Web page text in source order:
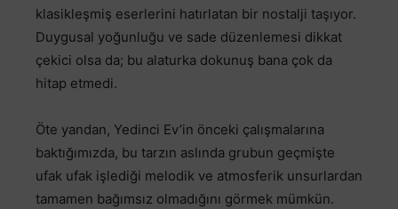
klasikleşmiş eserlerini hatırlatan bir nostalji taşıyor.
Duygusal yoğunluğu ve sade düzenlemesi dikkat
çekici olsa da; bu alaturka dokunuş bana çok da
hitap etmedi.
Öte yandan, Yedinci Ev’in önceki çalışmalarına
baktığımızda, bu tarzın aslında grubun geçmişte
ufak ufak işlediği melodik ve atmosferik unsurlardan
tamamen bağımsız olmadığını görmek mümkün.